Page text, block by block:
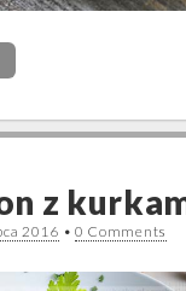
z
2016 • 0 Comments